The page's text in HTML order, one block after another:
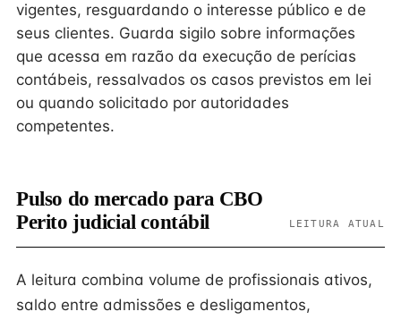
vigentes, resguardando o interesse público e de
seus clientes. Guarda sigilo sobre informações
que acessa em razão da execução de perícias
contábeis, ressalvados os casos previstos em lei
ou quando solicitado por autoridades
competentes.
Pulso do mercado para CBO
Perito judicial contábil
LEITURA ATUAL
A leitura combina volume de profissionais ativos,
saldo entre admissões e desligamentos,